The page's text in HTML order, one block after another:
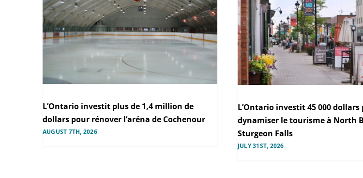
L’Ontario investit plus de 1,4 million de
dollars pour rénover l’aréna de Cochenour
AUGUST 7TH, 2026
L’Ontario investit 45 000 dollars
dynamiser le tourisme à North
Sturgeon Falls
JULY 31ST, 2026